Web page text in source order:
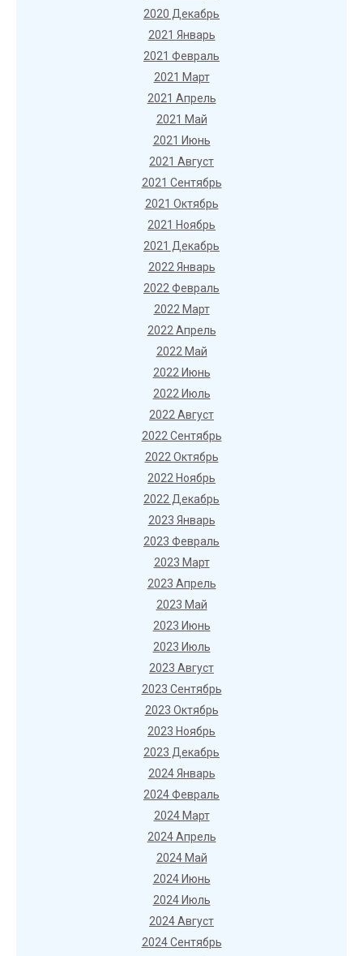
2020 Декабрь
2021 Январь
2021 Февраль
2021 Март
2021 Апрель
2021 Май
2021 Июнь
2021 Август
2021 Сентябрь
2021 Октябрь
2021 Ноябрь
2021 Декабрь
2022 Январь
2022 Февраль
2022 Март
2022 Апрель
2022 Май
2022 Июнь
2022 Июль
2022 Август
2022 Сентябрь
2022 Октябрь
2022 Ноябрь
2022 Декабрь
2023 Январь
2023 Февраль
2023 Март
2023 Апрель
2023 Май
2023 Июнь
2023 Июль
2023 Август
2023 Сентябрь
2023 Октябрь
2023 Ноябрь
2023 Декабрь
2024 Январь
2024 Февраль
2024 Март
2024 Апрель
2024 Май
2024 Июнь
2024 Июль
2024 Август
2024 Сентябрь